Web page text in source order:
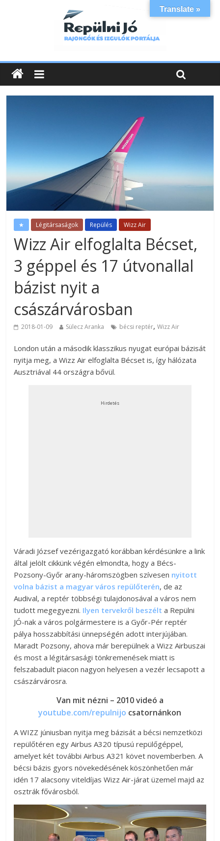
★ Légitársaságok Repülés Wizz Air
Wizz Air elfoglalta Bécset,
3 géppel és 17 útvonallal
bázist nyit a
császárvárosban
2018-01-09 Sülecz Aranka bécsi reptér,Wizz Air
London után a második klasszikus nyugat európai bázisát
nyitja meg, a Wizz Air elfoglalta Bécset is, így hálózata
Ausztriával 44 országra bővül.
Hirdetés
Váradi József vezérigazgató korábban kérdésünkre a link
által jelölt cikkünk végén elmondta, hogy a Bécs-
Pozsony-Győr arany-háromszögben szívesen nyitott
volna bázist a magyar város repülőterén, de az
Audival, a reptér többségi tulajdonosával a város nem
tudott megegyezni. Ilyen tervekről beszélt a Repülni
JÓ-nak a város polgármestere is a Győr-Pér reptér
pálya hosszabbítási ünnepségén adott interjújában.
Maradt Pozsony, ahova már berepülnek a Wizz Airbuszai
és most a légitársasági tönkremenések miatt is
felszabadult piacon nagyon helyesen a vezér lecsapott a
császárvárosra.
Van mit nézni – 2010 videó a
youtube.com/repulnijo csatornánkon
A WIZZ júniusban nyitja meg bázisát a bécsi nemzetközi
repülőtéren egy Airbus A320 típusú repülőgéppel,
amelyet két további Airbus A321 követ novemberben. A
bécsi bázis gyors növekedésének köszönhetően már
idén 17 alacsony viteldíjas Wizz Air-járat üzemel majd az
osztrák fővárosból.
Translate »